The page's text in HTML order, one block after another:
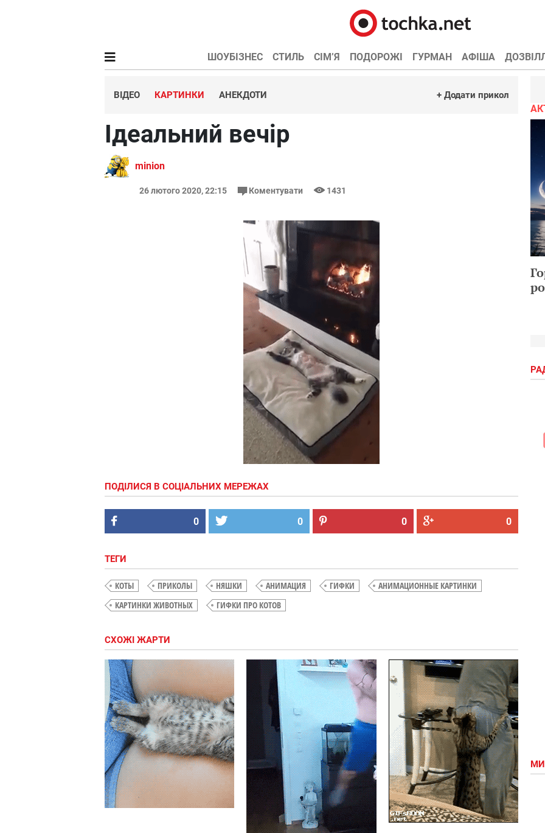
ШОУБІЗНЕС СТИЛЬ СІМ’Я ПОДОРОЖІ ГУРМАН АФІША
ВІДЕО КАРТИНКИ АНЕКДОТИ + Додати прикол
Ідеальний вечір
minion
26 лютого 2020, 22:15 Коментувати 1431
ПОДІЛИСЯ В СОЦІАЛЬНИХ МЕРЕЖАХ
0 0 0 0
ТЕГИ
КОТЫ ПРИКОЛЫ НЯШКИ АНИМАЦИЯ ГИФКИ
АНИМАЦИОННЫЕ КАРТИНКИ
КАРТИНКИ ЖИВОТНЫХ
ГИФКИ ПРО КОТОВ
СХОЖІ ЖАРТИ
Солодкий
сон